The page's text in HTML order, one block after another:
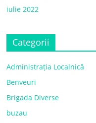
iulie 2022
Categorii
Administrația Localnică
Benveuri
Brigada Diverse
buzau